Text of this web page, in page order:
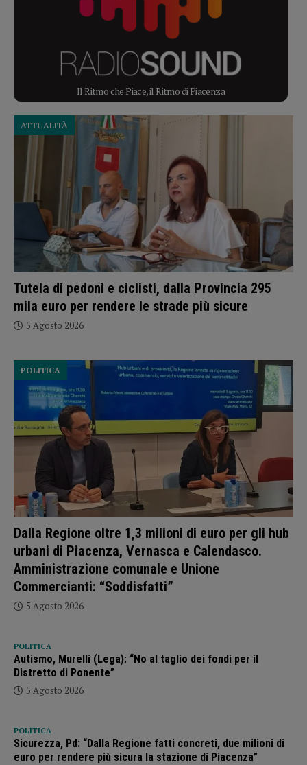
Il Ritmo che Piace, il Ritmo di Piacenza
Tutela di pedoni e ciclisti, dalla Provincia 295
mila euro per rendere le strade più sicure
ATTUALITÀ
5 Agosto 2026
Dalla Regione oltre 1,3 milioni di euro per gli hub
urbani di Piacenza, Vernasca e Calendasco.
Amministrazione comunale e Unione
Commercianti: “Soddisfatti”
POLITICA
5 Agosto 2026
POLITICA
Autismo, Murelli (Lega): “No al taglio dei fondi per il
Distretto di Ponente”
5 Agosto 2026
POLITICA
Sicurezza, Pd: “Dalla Regione fatti concreti, due milioni di
euro per rendere più sicura la stazione di Piacenza”